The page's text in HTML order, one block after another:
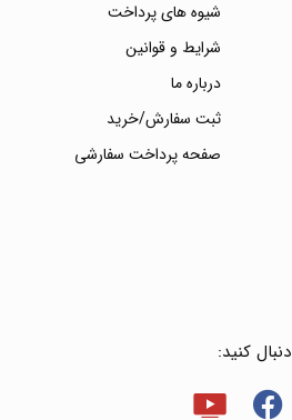
شیوه های پرداخت
شرایط و قوانین
درباره ما
ثبت سفارش/خرید
صفحه پرداخت سفارشی
کنید: